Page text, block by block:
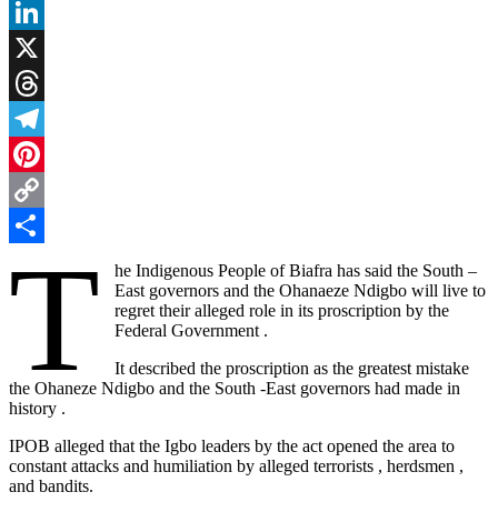
Facebook
LinkedIn
X
Threads
Telegram
Pinterest
Copy
T
he Indigenous People of Biafra has said the South –
East governors and the Ohanaeze Ndigbo will live to
regret their alleged role in its proscription by the
Federal Government .
It described the proscription as the greatest mistake
the Ohaneze Ndigbo and the South -East governors had made in
history .
IPOB alleged that the Igbo leaders by the act opened the area to
constant attacks and humiliation by alleged terrorists , herdsmen ,
and bandits.